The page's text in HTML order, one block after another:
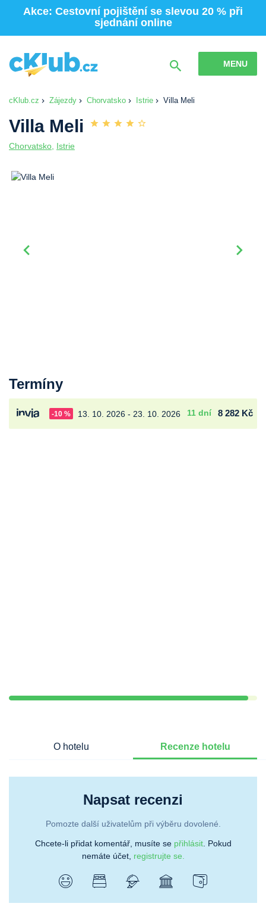
Akce: Cestovní pojištění se slevou 20 % při
sjednání online
MENU
cKlub.cz Zájezdy Chorvatsko Istrie Villa Meli
Villa Meli
Chorvatsko Istrie
Termíny
-10 % 13. 10. 2026 - 23. 10. 2026 11 dní 8 282 Kč
O hotelu Recenze hotelu
Napsat recenzi
Pomozte další uživatelům při výběru dovolené.
Chcete-li přidat komentář, musíte se přihlásit. Pokud
nemáte účet, registrujte se.